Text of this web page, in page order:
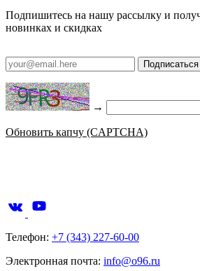
Подпишитесь на нашу рассылку и
новинках и скидках
Подписаться
→
Обновить капчу (CAPTCHA)
Телефон: +7 (343) 227-60-00
Электронная почта: info@o96.ru